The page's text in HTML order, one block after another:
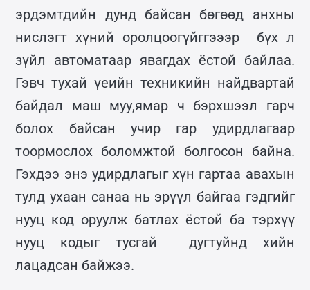
эрдэмтдийн дунд байсан бөгөөд анхны
нислэгт хүний оролцоогүйггэээр бүх л
зүйл автоматаар явагдах ёстой байлаа.
Гэвч тухай үеийн техникийн найдвартай
байдал маш муу,ямар ч бэрхшээл гарч
болох байсан учир гар удирдлагаар
тоормослох боломжтой болгосон байна.
Гэхдээ энэ удирдлагыг хүн гартаа авахын
тулд ухаан санаа нь эрүүл байгаа гэдгийг
нууц код оруулж батлах ёстой ба тэрхүү
нууц кодыг тусгай дугтуйнд хийн
лацадсан байжээ.